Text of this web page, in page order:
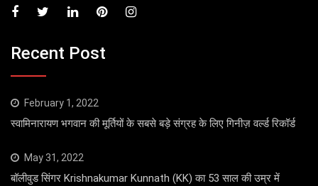
Recent Post
February 1, 2022
स्वामिनारायण भगवान की मूर्तियों के सबसे बड़े संग्रह के लिए गिनीज़ वर्ल्ड रिकॉर्ड
May 31, 2022
बॉलीवुड सिंगर Krishnakumar Kunnath (KK) का 53 साल की उम्र में